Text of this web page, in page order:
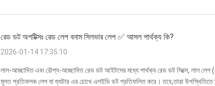
রেড ডট অপটিক্সঃ রেড লেপ বনাম সিলভার লেপ ✅ আসল পার্থক্য কি?
2026-01-14 17:35:10
লাল-আচ্ছাদিত এবং রৌপ্য-আচ্ছাদিত রেড ডট আইটসের মধ্যে পার্থক্য রেড ডট সিক্সে, লাল লেপ
মূলত প্রতিফলক লেপ যা শ্যুটার এর চোখে এলইডি ডট প্রতিফলিত করে। তবে,তারা উপস্থিতিতে